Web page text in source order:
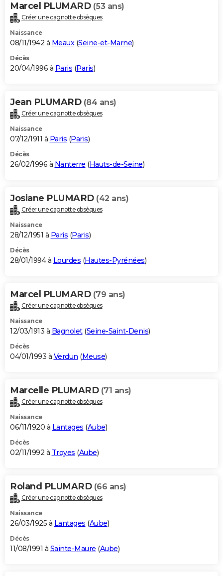
Marcel PLUMARD (53 ans)
Créer une cagnotte obsèques
Naissance
08/11/1942 à Meaux(Seine-et-Marne)
Décès
20/04/1996 à Paris (Paris)
Jean PLUMARD (84 ans)
Créer une cagnotte obsèques
Naissance
07/12/1911 à Paris (Paris)
Décès
26/02/1996 à Nanterre (Hauts-de-Seine)
Josiane PLUMARD (42 ans)
Créer une cagnotte obsèques
Naissance
28/12/1951 à Paris (Paris)
Décès
28/01/1994 à Lourdes (Hautes-Pyrénées)
Marcel PLUMARD (79 ans)
Créer une cagnotte obsèques
Naissance
12/03/1913 à Bagnolet(Seine-Saint-Denis)
Décès
04/01/1993 à Verdun (Meuse)
Marcelle PLUMARD (71 ans)
Créer une cagnotte obsèques
Naissance
06/11/1920 à Lantages (Aube)
Décès
02/11/1992 à Troyes (Aube)
Roland PLUMARD (66 ans)
Créer une cagnotte obsèques
Naissance
26/03/1925 à Lantages (Aube)
Décès
11/08/1991 à Sainte-Maure (Aube)